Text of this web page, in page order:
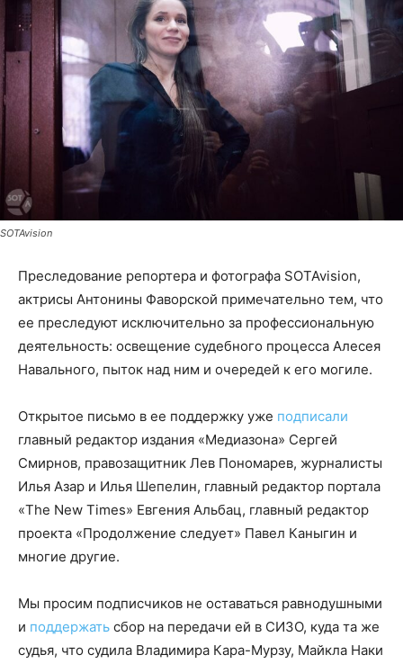
SOTAvision
Преследование репортера и фотографа SOTAvision,
актрисы Антонины Фаворской примечательно тем, что
ее преследуют исключительно за профессиональную
деятельность: освещение судебного процесса Алесея
Навального, пыток над ним и очередей к его могиле.
Открытое письмо в ее поддержку уже подписали
главный редактор издания «Медиазона» Сергей
Смирнов, правозащитник Лев Пономарев, журналисты
Илья Азар и Илья Шепелин, главный редактор портала
«The New Times» Евгения Альбац, главный редактор
проекта «Продолжение следует» Павел Каныгин и
многие другие.
Мы просим подписчиков не оставаться равнодушными
и поддержать сбор на передачи ей в СИЗО, куда та же
судья, что судила Владимира Кара-Мурзу, Майкла Наки